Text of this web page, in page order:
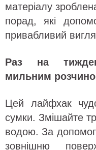
матеріалу
порад, які
привабливий
Раз на
мильним
Цей лайфхак
сумки. Змішайте
водою. За
зовнішню